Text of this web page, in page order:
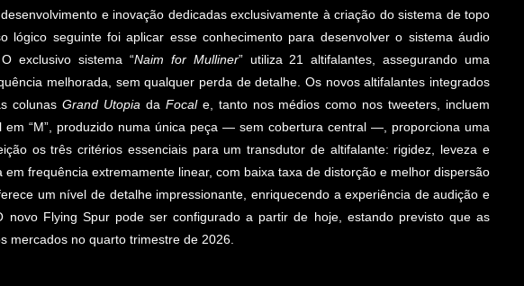
e inovação dedicadas exclusivamente à criação do sistema de topo
lógico seguinte foi aplicar esse conhecimento para desenvolver o sistema áudio
exclusivo sistema “Naim for Mulliner” utiliza 21 altifalantes, assegurando uma
melhorada, sem qualquer perda de detalhe. Os novos altifalantes integrados
colunasGrand Utopia da Focale, tanto nos médios como nos tweeters, incluem
em “M”, produzido numa única peça — sem cobertura central —, proporciona uma
os três critérios essenciais para um transdutor de altifalante: rigidez, leveza e
frequência extremamente linear, com baixa taxa de distorção e melhor dispersão
um nível de detalhe impressionante, enriquecendo a experiência de audição e
novo Flying Spur pode ser configurado a partir de hoje, estando previsto que as
mercados no quarto trimestre de 2026.